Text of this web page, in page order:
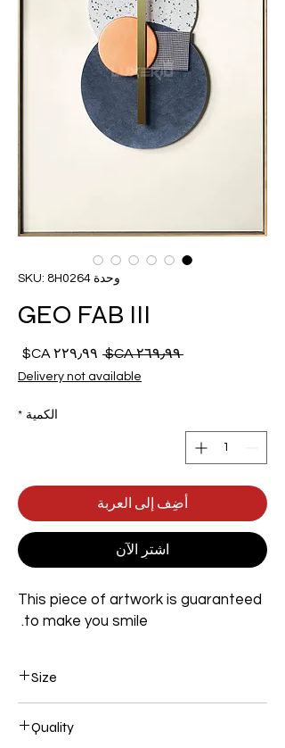
وحدة SKU: 8H0264
GEO FAB III
‏٢٦٩٫٩٩ CA$
سعر
عادي
Delivery not available
الكمية *
أضِف إلى العربة
اشترِ الآن
This piece of artwork is guaranteed
to make you smile.
Size
60mm
Quality